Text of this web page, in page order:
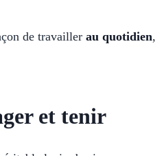
de travailler au quotidien,
et tenir